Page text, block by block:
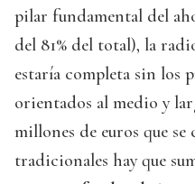
pilar fundamental del
del 81% del total), la
estaría completa sin los
orientados al medio y
millones de euros que
tradicionales hay que